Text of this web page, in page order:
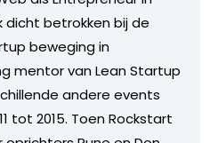
dicht betrokken bij de
beweging in
mentor van Lean Startup
andere events
tot 2015. Toen Rockstart